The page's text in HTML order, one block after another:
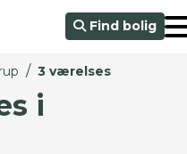
Find bolig
/ 3 værelses
i